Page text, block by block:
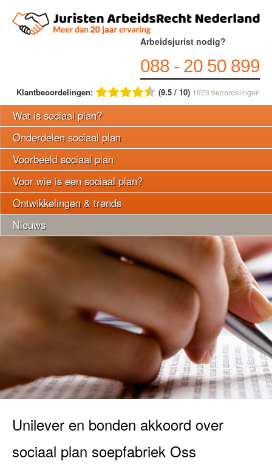
Arbeidsjurist nodig?
088 - 20 50 899
Klantbeoordelingen: (9.5 / 10) 1923 beoordelingen
Wat is sociaal plan?
Onderdelen sociaal plan
Voorbeeld sociaal plan
Voor wie is een sociaal plan?
Ontwikkelingen & trends
Nieuws
Unilever en bonden akkoord over
sociaal plan soepfabriek Oss